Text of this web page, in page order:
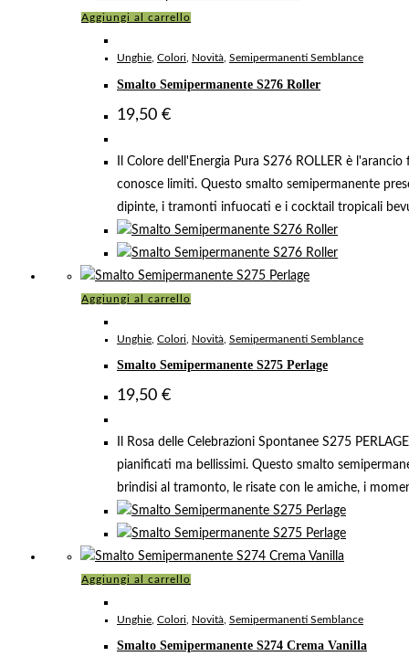
Aggiungi al carrello
Unghie, Colori, Novità, Semipermanenti Semblance
Smalto Semipermanente S276 Roller
19,50 €
Il Colore dell'Energia Pura S276 ROLLER è
conosce limiti. Questo smalto semipermanente
dipinte, i tramonti infuocati e i cocktail tropicali
Aggiungi al carrello
Unghie Colori Novità Semipermanenti Semblance
Smalto Semipermanente S275 Perlage
19,50 €
Il Rosa delle Celebrazioni Spontanee S275
pianificati ma bellissimi. Questo smalto
brindisi al tramonto, le risate con le amiche, i
Aggiungi al carrello
Unghie Colori Novità Semipermanenti Semblance
Smalto Semipermanente S274 Crema Vanilla